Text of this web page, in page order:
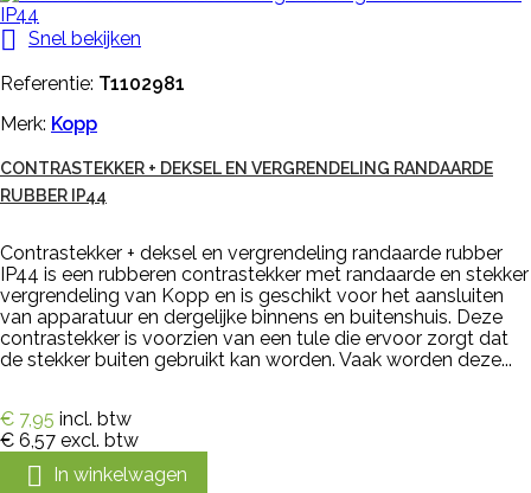
 Snel bekijken
Referentie: T1102981
Merk: Kopp
CONTRASTEKKER + DEKSEL EN VERGRENDELING RANDAARDE
RUBBER IP44
Contrastekker + deksel en vergrendeling randaarde rubber
IP44 is een rubberen contrastekker met randaarde en stekker
vergrendeling van Kopp en is geschikt voor het aansluiten
van apparatuur en dergelijke binnens en buitenshuis. Deze
contrastekker is voorzien van een tule die ervoor zorgt dat
de stekker buiten gebruikt kan worden. Vaak worden deze...
€ 7,95 incl. btw
€ 6,57 excl. btw
 In winkelwagen